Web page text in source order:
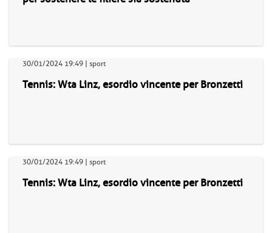
30/01/2024 19:49 | sport
Tennis: Wta Linz, esordio vincente per Bronzetti
30/01/2024 19:49 | sport
Tennis: Wta Linz, esordio vincente per Bronzetti